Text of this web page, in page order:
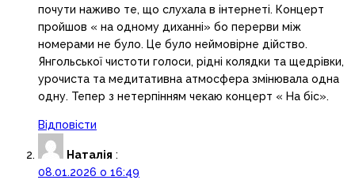
почути наживо те, що слухала в інтернеті. Концерт
пройшов « на одному диханні» бо перерви між
номерами не було. Це було неймовірне дійство.
Янгольської чистоти голоси, рідні колядки та щедрівки,
урочиста та медитативна атмосфера змінювала одна
одну. Тепер з нетерпінням чекаю концерт « На біс».
Відповісти
Наталія :
08.01.2026 о 16:49